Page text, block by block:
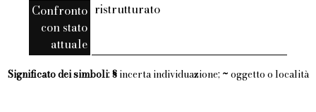
Confronto
con stato
attuale
ristrutturato
Significato dei simboli: §incerta individuazione; ~ oggetto o località